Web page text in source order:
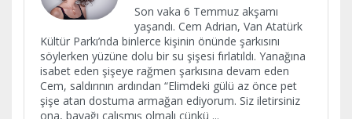
Son vaka 6 Temmuz akşamı
yaşandı. Cem Adrian, Van Atatürk
Kültür Parkı’nda binlerce kişinin önünde şarkısını
söylerken yüzüne dolu bir su şişesi fırlatıldı. Yanağına
isabet eden şişeye rağmen şarkısına devam eden
Cem, saldırının ardından “Elimdeki gülü az önce pet
şişe atan dostuma armağan ediyorum. Siz iletirsiniz
ona, bayağı çalışmış olmalı çünkü ...